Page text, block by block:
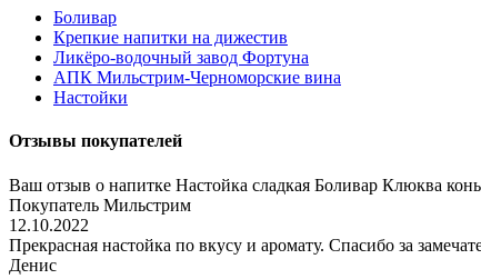
Боливар
Крепкие напитки на дижестив
Ликёро-водочный завод Фортуна
АПК Мильстрим-Черноморские вина
Настойки
Отзывы покупателей
Ваш отзыв о напитке Настойка сладкая Боливар Клюква
Покупатель Мильстрим
12.10.2022
Прекрасная настойка по вкусу и аромату. Спасибо за
Денис